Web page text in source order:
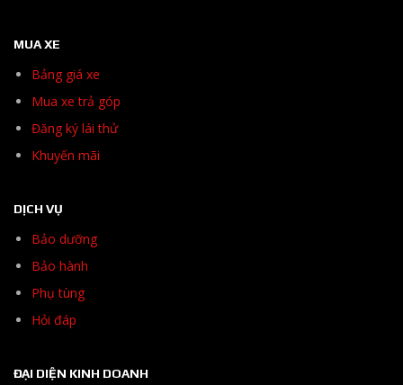
MUA XE
Bảng giá xe
Mua xe trả góp
Đăng ký lái thử
Khuyến mãi
DỊCH VỤ
Bảo dưỡng
Bảo hành
Phụ tùng
Hỏi đáp
ĐẠI DIỆN KINH DOANH